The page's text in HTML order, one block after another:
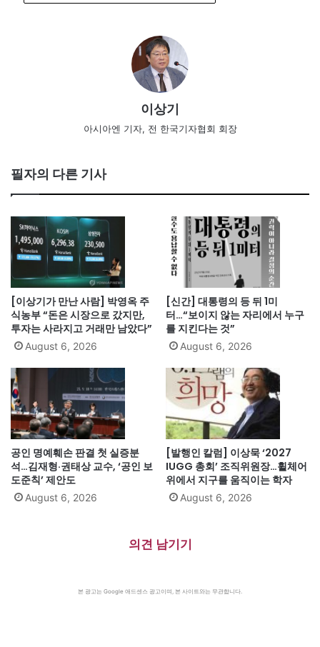
이상기
아시아엔 기자, 전 한국기자협회 회장
필자의 다른 기사
[이상기가 만난 사람] 박영옥 주
식농부 “돈은 시장으로 갔지만,
투자는 사라지고 거래만 남았다”
August 6, 2026
[신간] 대통령의 등 뒤 1미
터…“보이지 않는 자리에서 누구
를 지킨다는 것”
August 6, 2026
공인 명예훼손 판결 첫 실증분
석…김재형·권태상 교수, ‘공인 보
도준칙’ 제안도
August 6, 2026
[발행인 칼럼] 이상묵 ‘2027
IUGG 총회’ 조직위원장…휠체어
위에서 지구를 움직이는 학자
August 6, 2026
의견 남기기
본 광고는 Google 애드센스 광고이며, 본 사이트와는 무관합니다.